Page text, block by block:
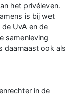
het privéleven.
is bij wet
UvA en de
samenleving
daarnaast ook als
in de